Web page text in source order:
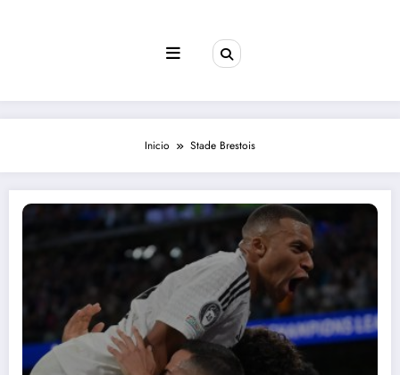
Inicio Stade Brestois